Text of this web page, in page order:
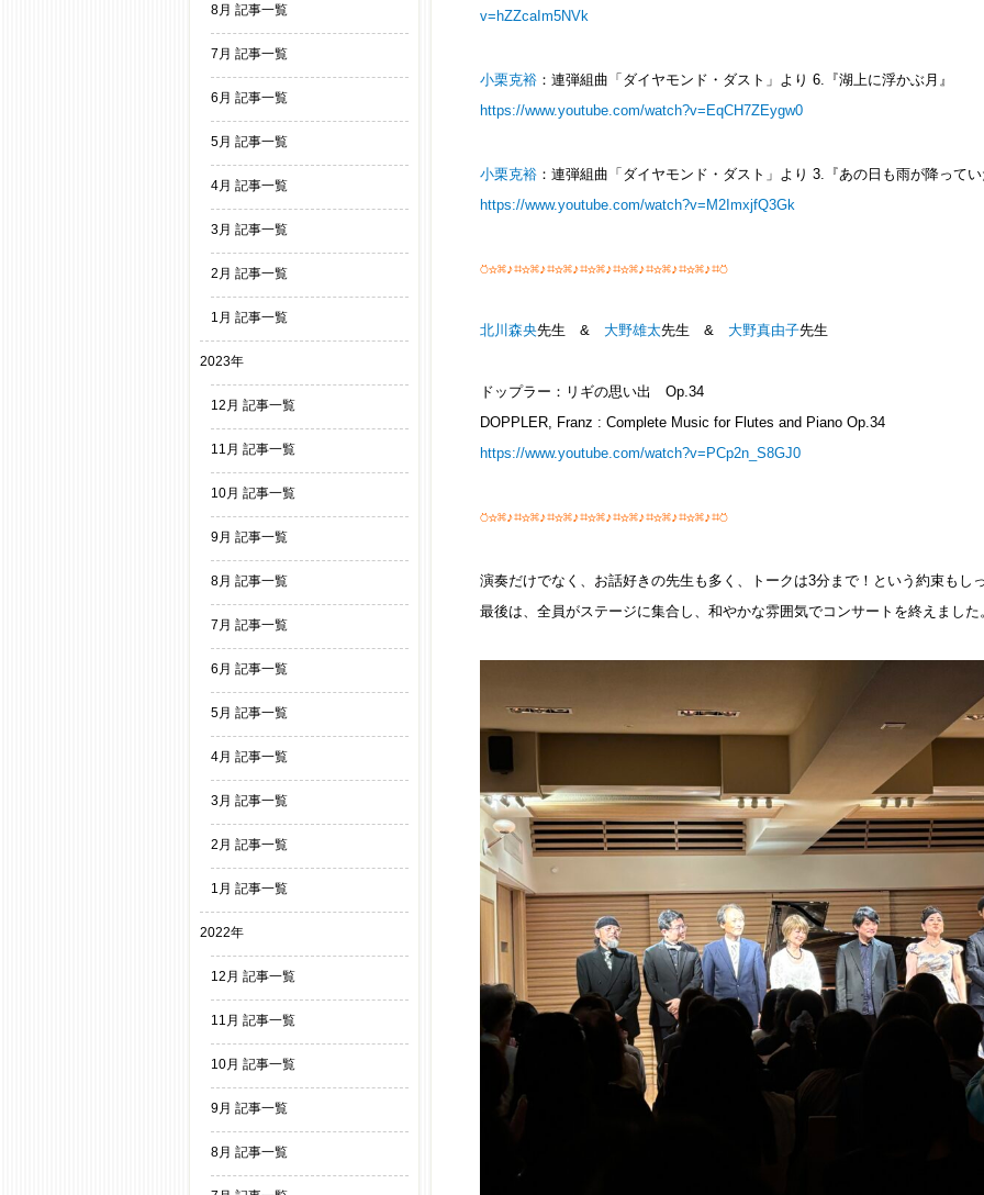
8月 記事一覧
7月 記事一覧
6月 記事一覧
5月 記事一覧
4月 記事一覧
3月 記事一覧
2月 記事一覧
1月 記事一覧
2023年
12月 記事一覧
11月 記事一覧
10月 記事一覧
9月 記事一覧
8月 記事一覧
7月 記事一覧
6月 記事一覧
5月 記事一覧
4月 記事一覧
3月 記事一覧
2月 記事一覧
1月 記事一覧
2022年
12月 記事一覧
11月 記事一覧
10月 記事一覧
9月 記事一覧
8月 記事一覧
v=hZZcaIm5NVk
小栗克裕 ：連弾組曲「ダイヤモンド・ダスト」より 6.『湖上に浮かぶ月』
https://www.youtube.com/watch?v=EqCH7ZEygw0
小栗克裕 ：連弾組曲「ダイヤモンド・ダスト」より 3.『あの日も雨が降って
https://www.youtube.com/watch?v=M2ImxjfQ3Gk
⍥☆⌘♪⌗☆⌘♪⌗☆⌘♪⌗☆⌘♪⌗☆⌘♪⌗☆⌘♪⌗☆⌘♪⌗⍥
北川森央先生 & 大野雄太先生 & 大野真由子先生
ドップラー：リギの思い出 Op.34
DOPPLER, Franz : Complete Music for Flutes and Piano Op.34
https://www.youtube.com/watch?v=PCp2n_S8GJ0
⍥☆⌘♪⌗☆⌘♪⌗☆⌘♪⌗☆⌘♪⌗☆⌘♪⌗☆⌘♪⌗☆⌘♪⌗⍥
演奏だけでなく、お話好きの先生も多く、トークは3分まで！という約束もし
最後は、全員がステージに集合し、和やかな雰囲気でコンサートを終えました